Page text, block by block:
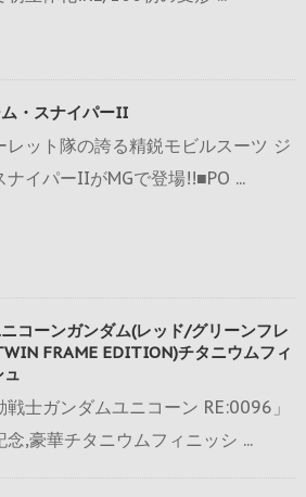
・スナイパーII
レット隊の誇る精鋭モビルスーツ ジ
ナイパーIIがMGで登場!!■PO ...
コーンガンダム(レッド/グリーンフレ
FRAME EDITION)チタニウムフィ
ュ
戦士ガンダムユニコーン RE:0096」
念,豪華チタニウムフィニッシ ...